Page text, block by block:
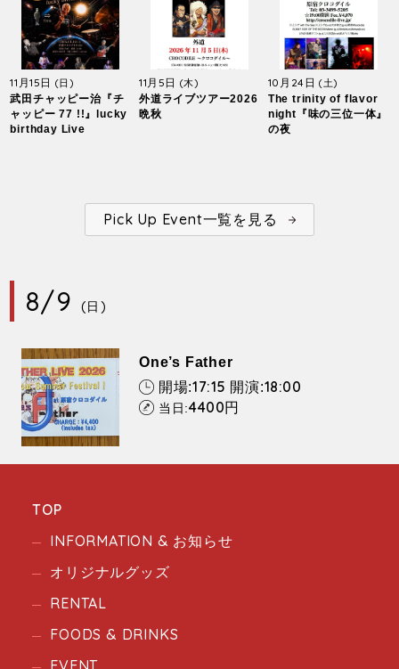
11月15日 (日)
武田チャッピー治『チ
ャッピー 77 !!』lucky
birthday Live
11月5日 (木)
外道ライブツアー2026
晩秋
10月24日 (土)
The trinity of flavor
night『味の三位一体』
の夜
Pick Up Event一覧を見る
8/9 (日)
One’s Father
開場:17:15 開演:18:00
当日:4400円
TOP
INFORMATION & お知らせ
オリジナルグッズ
RENTAL
FOODS & DRINKS